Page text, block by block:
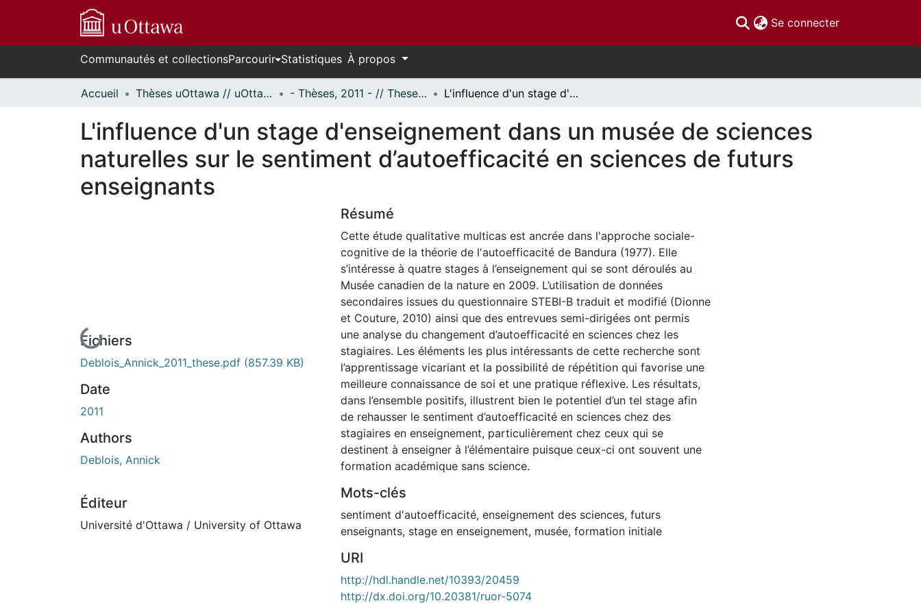
Se connecter(current)
Communautés et collectionsParcourir Statistiques À propos
Accueil Thèses uOttawa // uOttawa Theses - Thèses, 2011 - // Theses, 2011 - L'influence d'un stage d'enseignement dans un musée de sciences naturelles sur le sentiment d’autoefficacité en sciences de futurs enseignants
L'influence d'un stage d'enseignement dans un musée de sciences
naturelles sur le sentiment d’autoefficacité en sciences de futurs
enseignants
En cours de chargement...
Fichiers
Deblois_Annick_2011_these.pdf (857.39 KB)
Date
2011
Authors
Deblois, Annick
Éditeur
Université d'Ottawa / University of Ottawa
Résumé
Cette étude qualitative multicas est ancrée dans l'approche sociale-
cognitive de la théorie de l'autoefficacité de Bandura (1977). Elle
s’intéresse à quatre stages à l’enseignement qui se sont déroulés au
Musée canadien de la nature en 2009. L’utilisation de données
secondaires issues du questionnaire STEBI-B traduit et modifié (Dionne
et Couture, 2010) ainsi que des entrevues semi-dirigées ont permis
une analyse du changement d’autoefficacité en sciences chez les
stagiaires. Les éléments les plus intéressants de cette recherche sont
l’apprentissage vicariant et la possibilité de répétition qui favorise une
meilleure connaissance de soi et une pratique réflexive. Les résultats,
dans l’ensemble positifs, illustrent bien le potentiel d’un tel stage afin
de rehausser le sentiment d’autoefficacité en sciences chez des
stagiaires en enseignement, particulièrement chez ceux qui se
destinent à enseigner à l’élémentaire puisque ceux-ci ont souvent une
formation académique sans science.
Mots-clés
sentiment d'autoefficacité, enseignement des sciences, futurs
enseignants, stage en enseignement, musée, formation initiale
URI
http://hdl.handle.net/10393/20459
http://dx.doi.org/10.20381/ruor-5074